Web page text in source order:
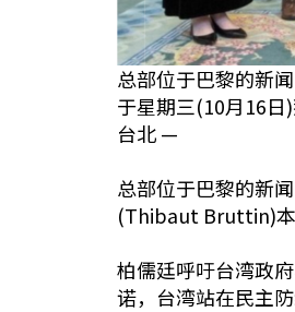
总部位于巴黎的新
于星期三(10月16日
台北 —
总部位于巴黎的新
(Thibaut Bruttin)本
柏儒廷呼吁台湾政
诺，台湾站在民主